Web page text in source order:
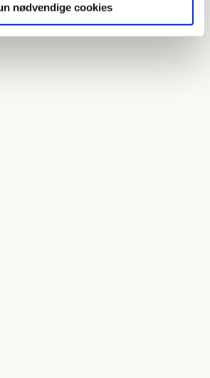
nødvendige cookies